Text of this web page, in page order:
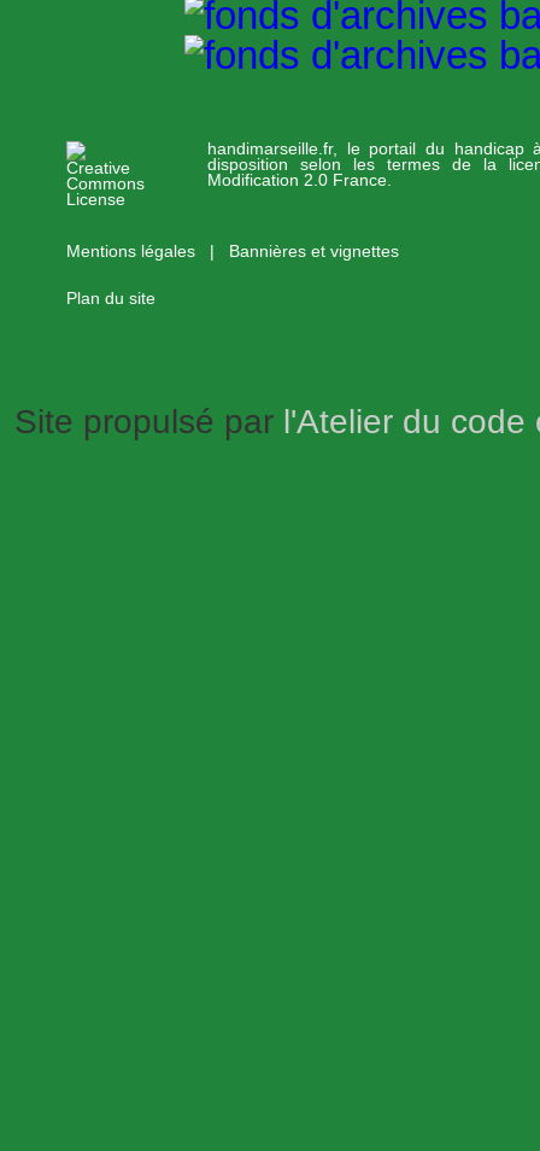
handimarseille.fr, le portail du handicap
disposition selon les termes de la
Modification 2.0 France.
Mentions légales Bannières et vignettes
Plan du site
Site propulsé par l'Atelier du